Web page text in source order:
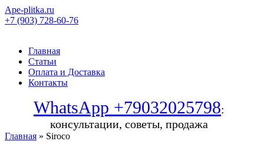
Ape-plitka.ru
+7 (903) 728-60-76
Главная
Статьи
Оплата и Доставка
Контакты
WhatsApp +79032025798:
консультации, советы, продажа
Главная » Siroco